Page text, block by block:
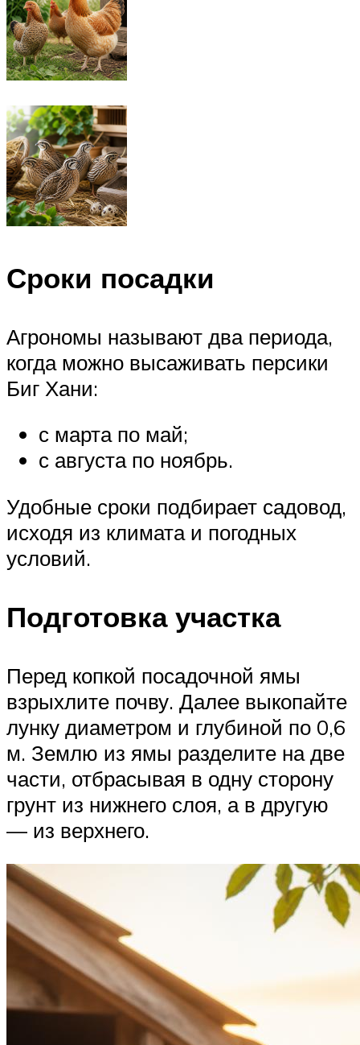
Сроки посадки
Агрономы называют два периода,
когда можно высаживать персики
Биг Хани:
с марта по май;
с августа по ноябрь.
Удобные сроки подбирает садовод,
исходя из климата и погодных
условий.
Подготовка участка
Перед копкой посадочной ямы
взрыхлите почву. Далее выкопайте
лунку диаметром и глубиной по 0,6
м. Землю из ямы разделите на две
части, отбрасывая в одну сторону
грунт из нижнего слоя, а в другую
— из верхнего.